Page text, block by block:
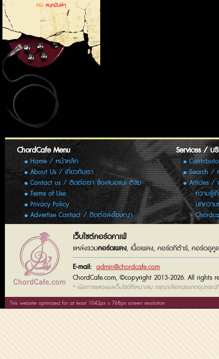
คน สนุกมันส์ๆ
ChordCafe Menu
Home / หน้าหลัก
About Us / เกี่ยวกับเรา
Contact us / ติดต่อเรา ข้อเสนอแนะ ติชม
Terms of Use
Privacy Policy
Advertise Contact / ติดต่อลงโฆษณา
Services / บ
Search /
Articles /
ความรู้
บทความ
เว็บไซต์คอร์ดคาเฟ่
แหล่งรวมคอร์ดเพลง, เนื้อเพลง, คอร์ดกีต้าร์, คอร์ดอูคู
E-mail: admin@chordcafe.com
ChordCafe.com, ©copyright 2013-2026. All rights
* เพื่อการแสดงผลเว็บไซต์ที่เหมาะสม กรุณาเลือกประเภทอุปกรณ์
This website optimized for at least 1042px x 768px screen resolution